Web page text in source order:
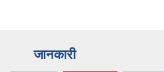
जानकारी